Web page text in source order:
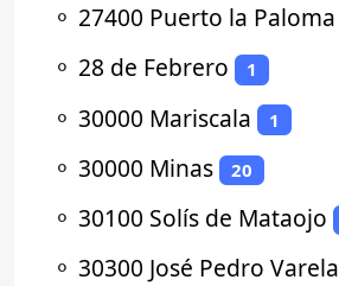
⚬ 27400 Puerto la Paloma
⚬ 28 de Febrero 1
⚬ 30000 Mariscala 1
⚬ 30000 Minas 20
⚬ 30100 Solís de Mataojo
⚬ 30300 José Pedro Varela